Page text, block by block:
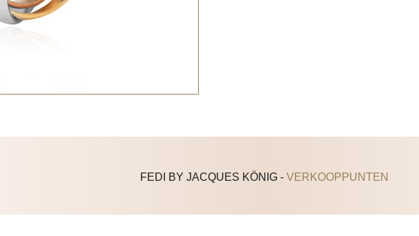
FEDI BY JACQUES KÖNIG - VERKOOPPUNTEN